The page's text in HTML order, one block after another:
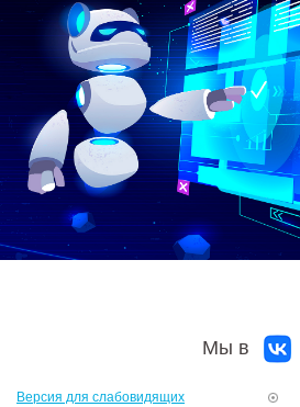
Мы в
Версия для слабовидящих